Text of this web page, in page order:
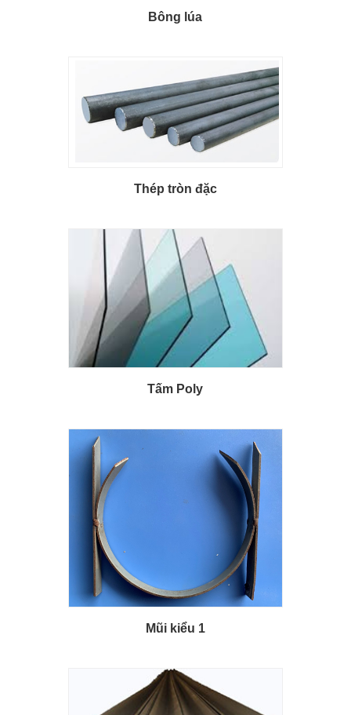
Bông lúa
Thép tròn đặc
Tấm Poly
Mũi kiểu 1